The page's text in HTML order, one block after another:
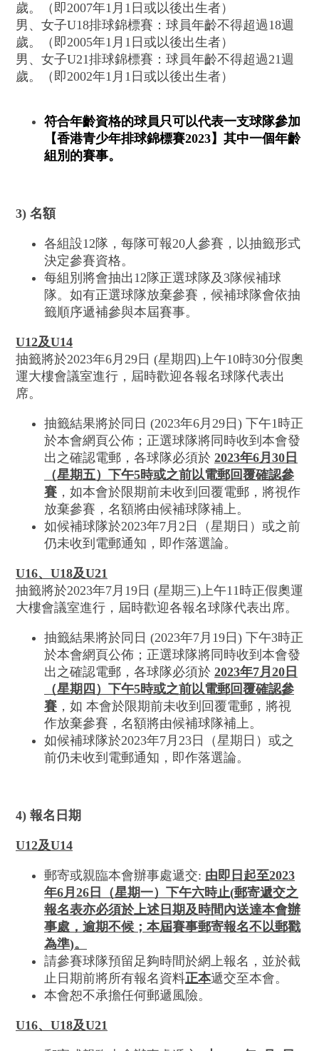
歲。（即2007年1月1日或以後出生者）
男、女子U18排球錦標賽：球員年齡不得超過18週
歲。（即2005年1月1日或以後出生者）
男、女子U21排球錦標賽：球員年齡不得超過21週
歲。（即2002年1月1日或以後出生者）
符合年齡資格的球員只可以代表一支球隊參加
【香港青少年排球錦標賽2023】其中一個年齡
組別的賽事。
3) 名額
各組設12隊，每隊可報20人參賽，以抽籤形式
決定參賽資格。
每組別將會抽出12隊正選球隊及3隊候補球
隊。如有正選球隊放棄參賽，候補球隊會依抽
籤順序遞補參與本屆賽事。
U12及U14
抽籤將於2023年6月29日 (星期四)上午10時30分假奧
運大樓會議室進行，屆時歡迎各報名球隊代表出
席。
抽籤結果將於同日 (2023年6月29日) 下午1時正
於本會網頁公佈；正選球隊將同時收到本會發
出之確認電郵，各球隊必須於 2023年6月 30 日
（星期五）下午5時或之前以電郵回覆確認參
賽 ，如本會於限期前未收到回覆電郵，將視作
放棄參賽，名額將由候補球隊補上。
如候補球隊於2023年7月2日（星期日）或之前
仍未收到電郵通知，即作落選論。
U16、 U18及U21
抽籤將於2023年7月19日 (星期三)上午11時正假奧運
大樓會議室進行，屆時歡迎各報名球隊代表出席。
抽籤結果將於同日 (2023年7月19日) 下午3時正
於本會網頁公佈；正選球隊將同時收到本會發
出之確認電郵，各球隊必須於 2023年7月 20 日
（星期四）下午5時或之前以電郵回覆確認參
賽 ，如 本會於限期前未收到回覆電郵，將視
作放棄參賽，名額將由候補球隊補上。
如候補球隊於2023年7月23日（星期日）或之
前仍未收到電郵通知，即作落選論。
4) 報名日期
U12及U14
郵寄或親臨本會辦事處遞交: 由即日起至2023
年6月 26 日（星期一） 下午六時止(郵寄遞交之
報名表亦必須於上述日期及時間內送達本會辦
事處，逾期不候；本屆賽事郵寄報名不以郵戳
為準)。
請參賽球隊預留足夠時間於網上報名，並於截
止日期前將所有報名資料正本遞交至本會。
本會恕不承擔任何郵遞風險。
U16、 U18及U21